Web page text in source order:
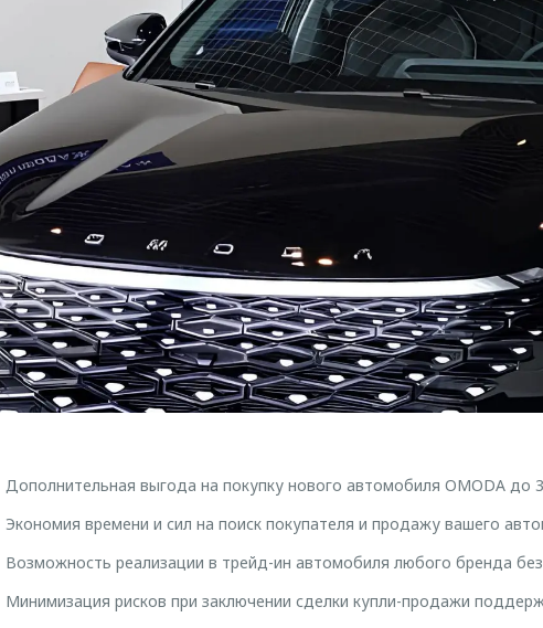
Дополнительная выгода на покупку нового автомобиля OMODA до
Экономия времени и сил на поиск покупателя и продажу вашего
Возможность реализации в трейд-ин автомобиля любого бренда
Минимизация рисков при заключении сделки купли-продажи